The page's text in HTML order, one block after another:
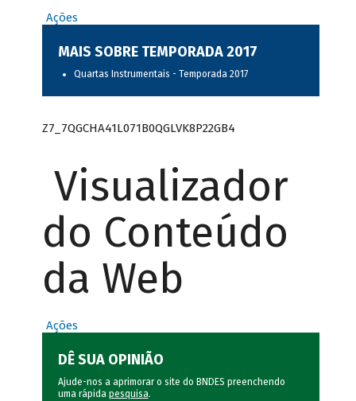
Ações
MAIS SOBRE TEMPORADA 2017
Quartas Instrumentais - Temporada 2017
Z7_7QGCHA41L071B0QGLVK8P22GB4
Visualizador
do Conteúdo
da Web
Ações
DÊ SUA OPINIÃO
Ajude-nos a aprimorar o site do BNDES preenchendo
uma rápida pesquisa.